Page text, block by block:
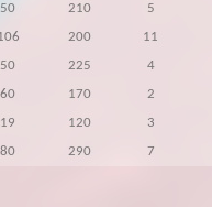
50 210 5
200 11
50 225 4
60 170 2
19 120 3
80 290 7